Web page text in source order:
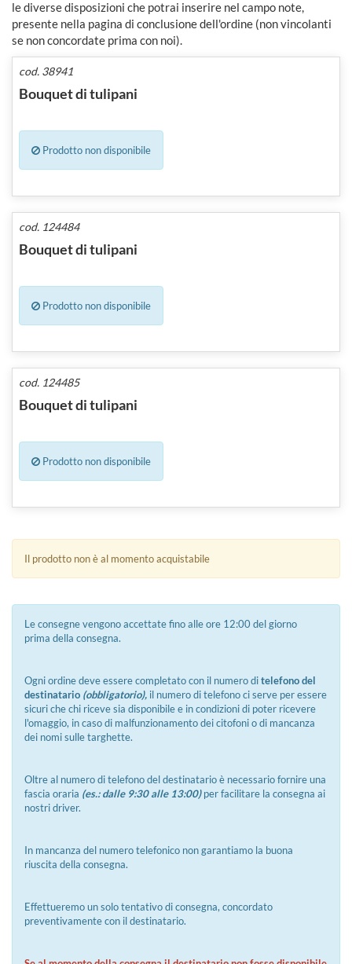
le diverse disposizioni che potrai inserire nel campo note,
presente nella pagina di conclusione dell'ordine (non vincolanti
se non concordate prima con noi).
cod. 38941
Bouquet di tulipani
Prodotto non disponibile
cod. 124484
Bouquet di tulipani
Prodotto non disponibile
cod. 124485
Bouquet di tulipani
Prodotto non disponibile
Il prodotto non è al momento acquistabile
Le consegne vengono accettate fino alle ore 12:00 del giorno
prima della consegna.
Ogni ordine deve essere completato con il numero ditelefono del
destinatario (obbligatorio), il numero di telefono ci serve per essere
sicuri che chi riceve sia disponibile e in condizioni di poter ricevere
l'omaggio, in caso di malfunzionamento dei citofoni o di mancanza
dei nomi sulle targhette.
Oltre al numero di telefono del destinatario è necessario fornire una
fascia oraria (es.: dalle 9:30 alle 13:00)per facilitare la consegna ai
nostri driver.
In mancanza del numero telefonico non garantiamo la buona
riuscita della consegna.
Effettueremo un solo tentativo di consegna, concordato
preventivamente con il destinatario.